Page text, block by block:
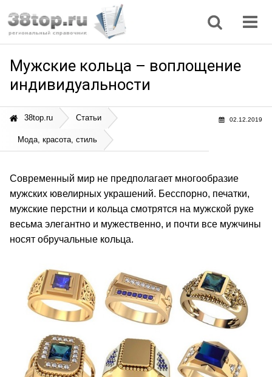
Мужские кольца – воплощение
индивидуальности
02.12.2019
38top.ru Статьи
Мода, красота, стиль
Современный мир не предполагает многообразие
мужских ювелирных украшений. Бесспорно, печатки,
мужские перстни и кольца смотрятся на мужской руке
весьма элегантно и мужественно, и почти все мужчины
носят обручальные кольца.